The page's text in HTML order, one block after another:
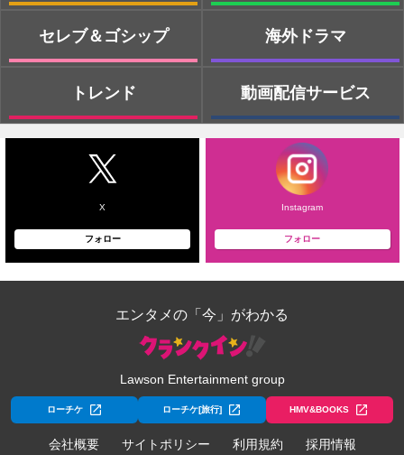
セレブ＆ゴシップ
トレンド
海外ドラマ
動画配信サービス
X
フォロー
Instagram
フォロー
エンタメの「今」がわかる
Lawson Entertainment group
ローチケ ローチケ[旅行] HMV&BOOKS
会社概要 サイトポリシー 利用規約 採用情報